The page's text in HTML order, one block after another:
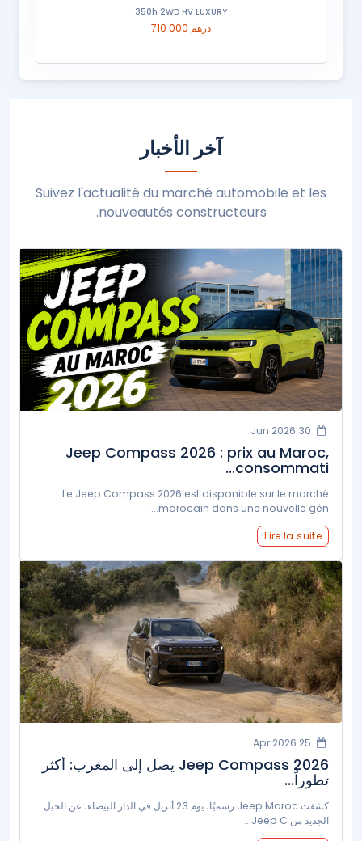
350h 2WD HV LUXURY
710 000 درهم
آخر الأخبار
Suivez l'actualité du marché automobile et les
nouveautés constructeurs.
Jeep Compass 2026 : prix au Maroc,
consommati...
Le Jeep Compass 2026 est disponible sur le marché
marocain dans une nouvelle gén...
Lire la suite
Jeep Compass 2026 يصل إلى المغرب: أكثر
تطوراً...
كشفت Jeep Maroc رسميًا، يوم 23 أبريل في الدار البيضاء، عن الجيل
الجديد من Jeep C...